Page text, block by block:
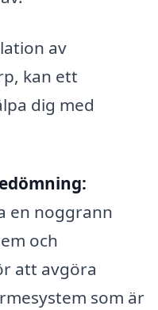
av
kan ett
dig med
en noggrann
och
att avgöra
som är